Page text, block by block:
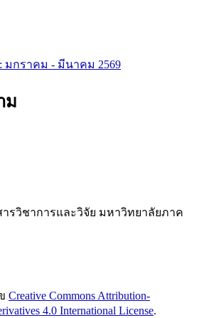
มกราคม - มีนาคม 2569
ม
ารวิชาการและวิจัย มหาวิทยาลัยภาค
Creative Commons Attribution-
4.0 International License.